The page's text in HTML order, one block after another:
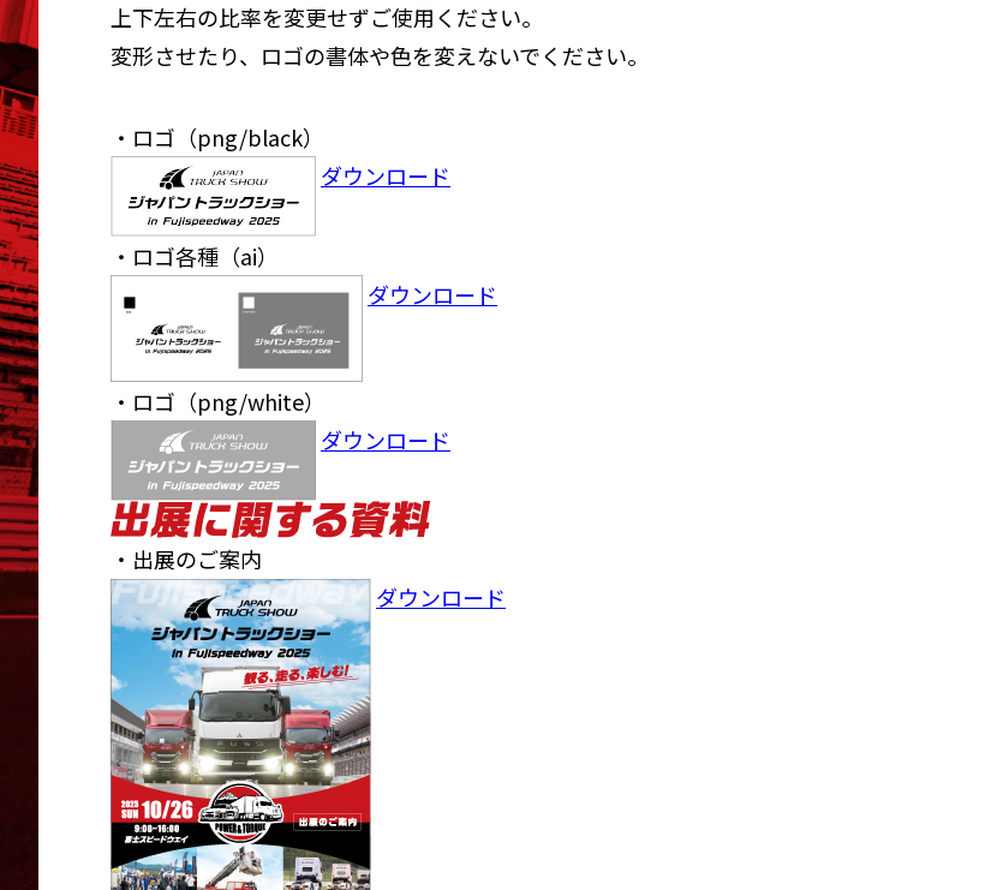
上下左右の比率を変更せずご使用ください。
変形させたり、ロゴの書体や色を変えないでください。
・ロゴ（png/black）
ダウンロード
・ロゴ各種（ai）
ダウンロード
・ロゴ（png/white）
ダウンロード
・出展のご案内
ダウンロード